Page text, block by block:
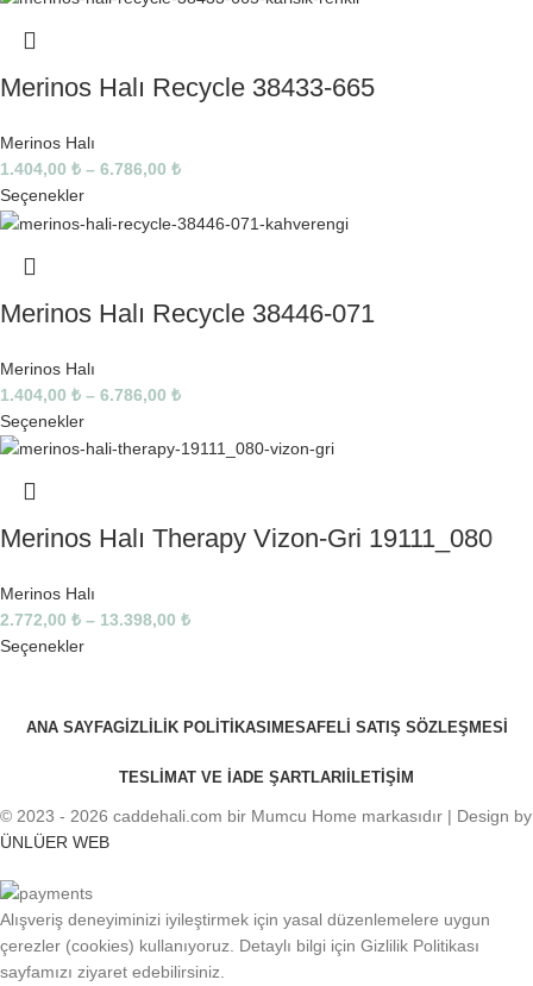
Merinos Halı Recycle 38433-665
Merinos Halı
1.404,00 ₺ – 6.786,00 ₺
Seçenekler
Merinos Halı Recycle 38446-071
Merinos Halı
1.404,00 ₺ – 6.786,00 ₺
Seçenekler
Merinos Halı Therapy Vizon-Gri 19111_080
Merinos Halı
2.772,00 ₺ – 13.398,00 ₺
Seçenekler
ANA SAYFAGIZLILIK POLITIKASI MESAFELI SATIŞ SÖZLEŞMESI
TESLIMAT VE IADE ŞARTLARI İLETIŞIM
© 2023 - 2026 caddehali.com bir Mumcu Home markasıdır | Design by
ÜNLÜER WEB
Alışveriş deneyiminizi iyileştirmek için yasal düzenlemelere uygun
çerezler (cookies) kullanıyoruz. Detaylı bilgi için Gizlilik Politikası
sayfamızı ziyaret edebilirsiniz.